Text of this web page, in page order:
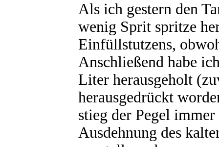
Als ich gestern den
wenig Sprit spritze
Einfüllstutzens,
Anschließend habe
Liter herausgeholt
herausgedrückt
stieg der Pegel
Ausdehnung des